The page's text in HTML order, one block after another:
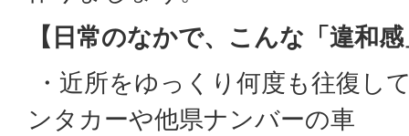
【日常のなかで、こんな「違和
・近所をゆっくり何度も往復し
ンタカーや他県ナンバーの車